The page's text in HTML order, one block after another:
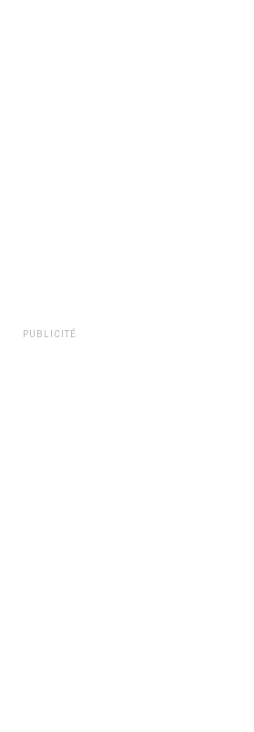
PUBLICITÉ